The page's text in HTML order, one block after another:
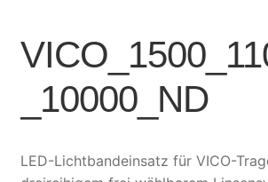
_10000_ND
LED-Lichtbandeinsatz für VICO-